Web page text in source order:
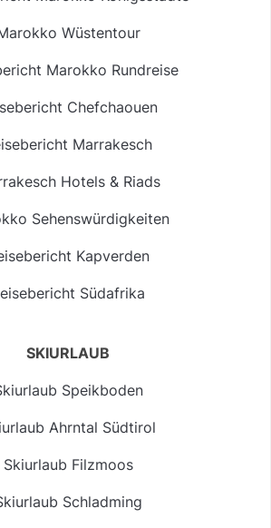
Wüstentour
Marokko Rundreise
Chefchaouen
Marrakesch
Hotels & Riads
Sehenswürdigkeiten
Kapverden
Südafrika
SKIURLAUB
Speikboden
Ahrntal Südtirol
Skiurlaub Filzmoos
Schladming